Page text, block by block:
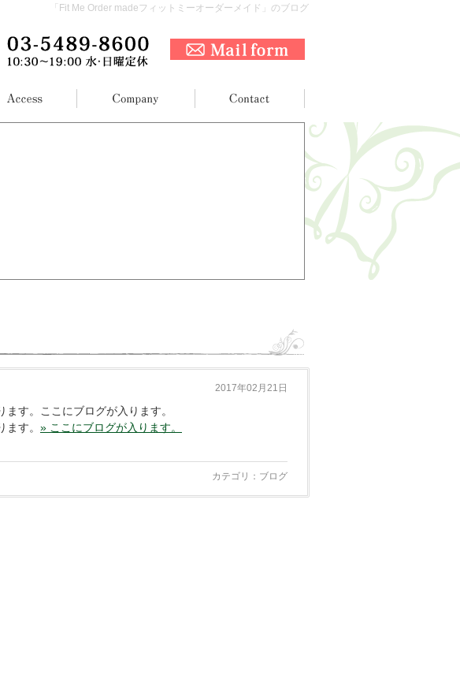
「Fit Me Order madeフィットミーオーダーメイド」のブログ
2017年02月21日
す。ここにブログが入ります。
す。 » ここにブログが入ります。
カテゴリ： ブログ